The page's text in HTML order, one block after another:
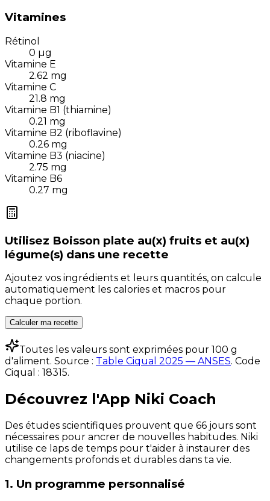
Vitamines
Rétinol
0 µg
Vitamine E
2.62 mg
Vitamine C
21.8 mg
Vitamine B1 (thiamine)
0.21 mg
Vitamine B2 (riboflavine)
0.26 mg
Vitamine B3 (niacine)
2.75 mg
Vitamine B6
0.27 mg
Utilisez Boisson plate au(x) fruits et au(x)
légume(s) dans une recette
Ajoutez vos ingrédients et leurs quantités, on calcule
automatiquement les calories et macros pour
chaque portion.
Calculer ma recette
Toutes les valeurs sont exprimées pour 100 g
d'aliment. Source : Table Ciqual 2025 — ANSES. Code
Ciqual : 18315.
Découvrez l'App Niki Coach
Des études scientifiques prouvent que 66 jours sont
nécessaires pour ancrer de nouvelles habitudes. Niki
utilise ce laps de temps pour t'aider à instaurer des
changements profonds et durables dans ta vie.
1. Un programme personnalisé